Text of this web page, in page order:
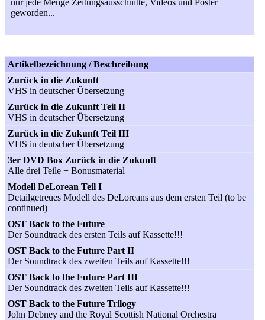
nur jede Menge Zeitungsausschnitte, Videos und Poster
geworden...
Artikelbezeichnung / Beschreibung
Zurück in die Zukunft
VHS in deutscher Übersetzung
Zurück in die Zukunft Teil II
VHS in deutscher Übersetzung
Zurück in die Zukunft Teil III
VHS in deutscher Übersetzung
3er DVD Box Zurück in die Zukunft
Alle drei Teile + Bonusmaterial
Modell DeLorean Teil I
Detailgetreues Modell des DeLoreans aus dem ersten Teil (to be
continued)
OST Back to the Future
Der Soundtrack des ersten Teils auf Kassette!!!
OST Back to the Future Part II
Der Soundtrack des zweiten Teils auf Kassette!!!
OST Back to the Future Part III
Der Soundtrack des zweiten Teils auf Kassette!!!
OST Back to the Future Trilogy
John Debney and the Royal Scottish National Orchestra